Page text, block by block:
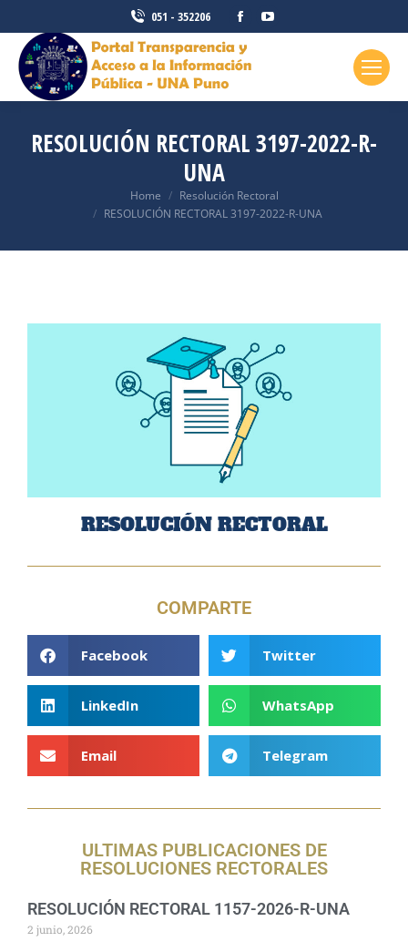
051 - 352206
RESOLUCIÓN RECTORAL 3197-2022-R-
UNA
Home
Resolución Rectoral
RESOLUCIÓN RECTORAL 3197-2022-R-UNA
RESOLUCIÓN RECTORAL
COMPARTE
Facebook Twitter
LinkedIn WhatsApp
Email Telegram
ULTIMAS PUBLICACIONES DE
RESOLUCIONES RECTORALES
RESOLUCIÓN RECTORAL 1157-2026-R-UNA
2 junio, 2026